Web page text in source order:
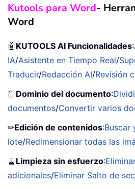
Kutools para Word-
Word
🤖 KUTOOLS AI Funcionalidades:
IA/Asistente en Tiempo Real/
Traducir/Redacción AI/Revisión
📘 Dominio del documento:
documentos/Convertir varios
✏Edición de contenidos:Buscar
lote/Redimensionar todas las
🧹 Limpieza sin esfuerzo:
adicionales/Eliminar Salto de